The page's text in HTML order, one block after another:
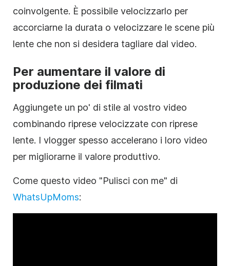
coinvolgente. È possibile velocizzarlo per
accorciarne la durata o velocizzare le scene più
lente che non si desidera tagliare dal video.
Per aumentare il valore di
produzione dei filmati
Aggiungete un po' di stile al vostro video
combinando riprese velocizzate con riprese
lente. I vlogger spesso accelerano i loro video
per migliorarne il valore produttivo.
Come questo video "Pulisci con me" di
WhatsUpMoms: